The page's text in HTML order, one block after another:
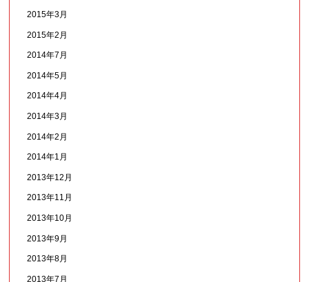
2015年3月
2015年2月
2014年7月
2014年5月
2014年4月
2014年3月
2014年2月
2014年1月
2013年12月
2013年11月
2013年10月
2013年9月
2013年8月
2013年7月